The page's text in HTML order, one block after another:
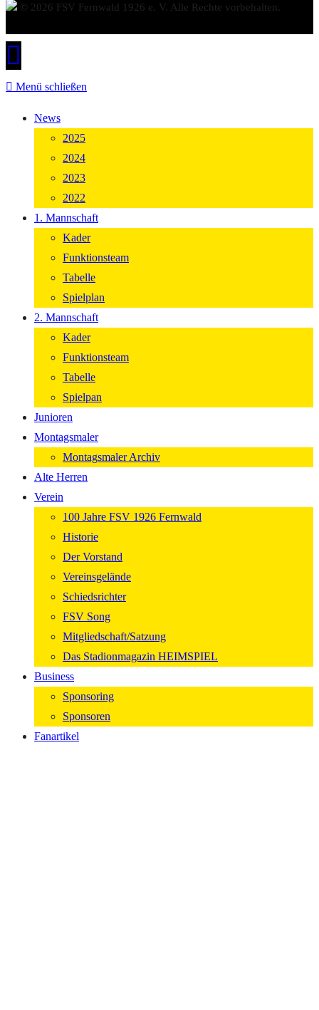
© 2026 FSV Fernwald 1926 e. V. Alle Rechte vorbehalten.
Menü schließen
News
2025
2024
2023
2022
1. Mannschaft
Kader
Funktionsteam
Tabelle
Spielplan
2. Mannschaft
Kader
Funktionsteam
Tabelle
Spielpan
Junioren
Montagsmaler
Montagsmaler Archiv
Alte Herren
Verein
100 Jahre FSV 1926 Fernwald
Historie
Der Vorstand
Vereinsgelände
Schiedsrichter
FSV Song
Mitgliedschaft/Satzung
Das Stadionmagazin HEIMSPIEL
Business
Sponsoring
Sponsoren
Fanartikel